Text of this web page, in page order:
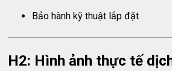
Bảo hành kỹ thuật lắp đặt
H2: Hình ảnh thực tế